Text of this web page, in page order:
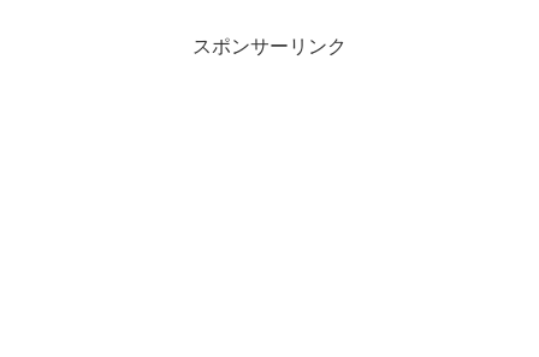
スポンサーリンク